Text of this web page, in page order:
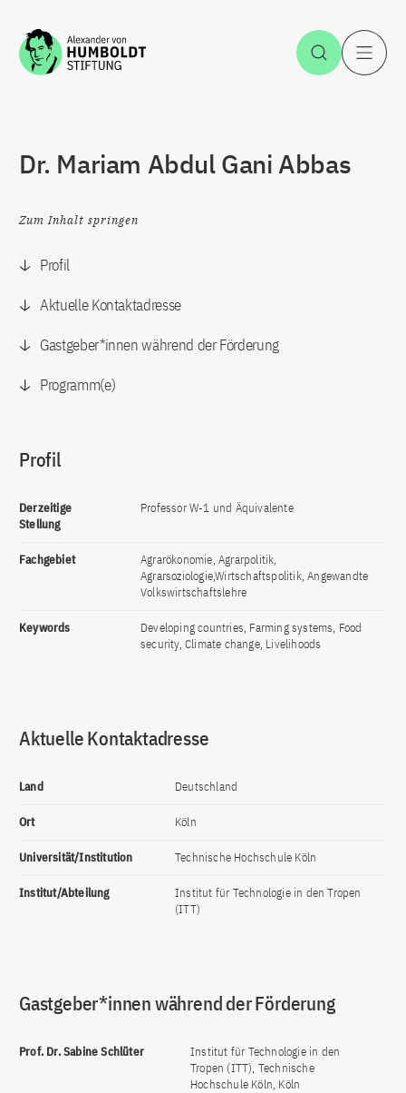
Zum Inhalt springen Suche
Dr. Mariam Abdul Gani Abbas
Zum Inhalt springen
Profil
Aktuelle Kontaktadresse
Gastgeber*innen während der Förderung
Programm(e)
Profil
Derzeitige
Stellung
Professor W-1 und Äquivalente
Fachgebiet
Agrarökonomie, Agrarpolitik,
Agrarsoziologie,Wirtschaftspolitik, Angewandte
Volkswirtschaftslehre
Keywords
Developing countries, Farming systems, Food
security, Climate change, Livelihoods
Aktuelle Kontaktadresse
Land Deutschland
Ort Köln
Universität/Institution Technische Hochschule Köln
Institut/Abteilung
Institut für Technologie in den Tropen
(ITT)
Gastgeber*innen während der Förderung
Prof. Dr. Sabine Schlüter
Institut für Technologie in den
Tropen (ITT), Technische
Hochschule Köln, Köln